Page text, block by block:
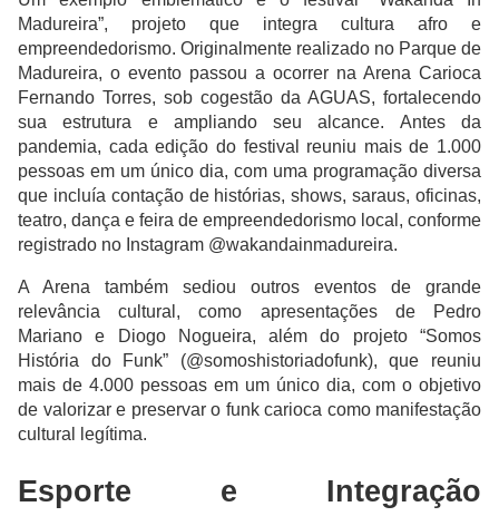
Madureira”, projeto que integra cultura afro e
empreendedorismo. Originalmente realizado no Parque de
Madureira, o evento passou a ocorrer na Arena Carioca
Fernando Torres, sob cogestão da AGUAS, fortalecendo
sua estrutura e ampliando seu alcance. Antes da
pandemia, cada edição do festival reuniu mais de 1.000
pessoas em um único dia, com uma programação diversa
que incluía contação de histórias, shows, saraus, oficinas,
teatro, dança e feira de empreendedorismo local, conforme
registrado no Instagram @wakandainmadureira.
A Arena também sediou outros eventos de grande
relevância cultural, como apresentações de Pedro
Mariano e Diogo Nogueira, além do projeto “Somos
História do Funk” (@somoshistoriadofunk), que reuniu
mais de 4.000 pessoas em um único dia, com o objetivo
de valorizar e preservar o funk carioca como manifestação
cultural legítima.
Esporte e Integração